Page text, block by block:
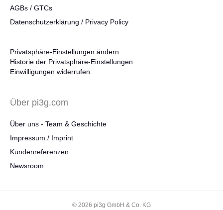
AGBs / GTCs
Datenschutzerklärung / Privacy Policy
Privatsphäre-Einstellungen ändern
Historie der Privatsphäre-Einstellungen
Einwilligungen widerrufen
Über pi3g.com
Über uns - Team & Geschichte
Impressum / Imprint
Kundenreferenzen
Newsroom
© 2026 pi3g GmbH & Co. KG